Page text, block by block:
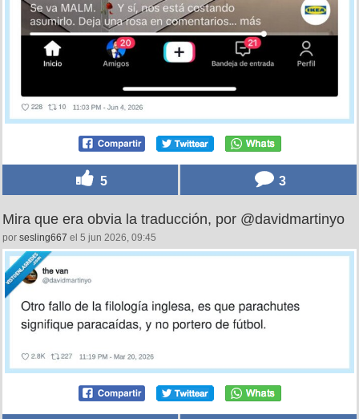
5 3
Mira que era obvia la traducción, por @davidmartinyo
por sesling667 el 5 jun 2026, 09:45